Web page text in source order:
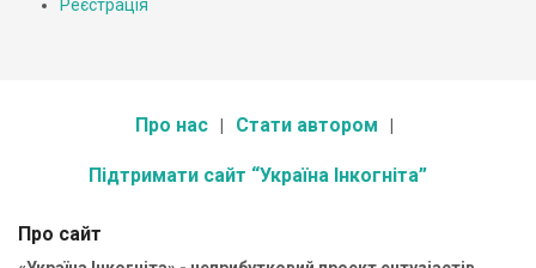
Реєстрація
Про нас Стати автором
Підтримати сайт “Україна Інкогніта”
Про сайт